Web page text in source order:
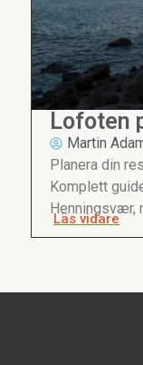
Lofoten
Martin
Planera din
Komplett
Henningsvær,
Läs vidare